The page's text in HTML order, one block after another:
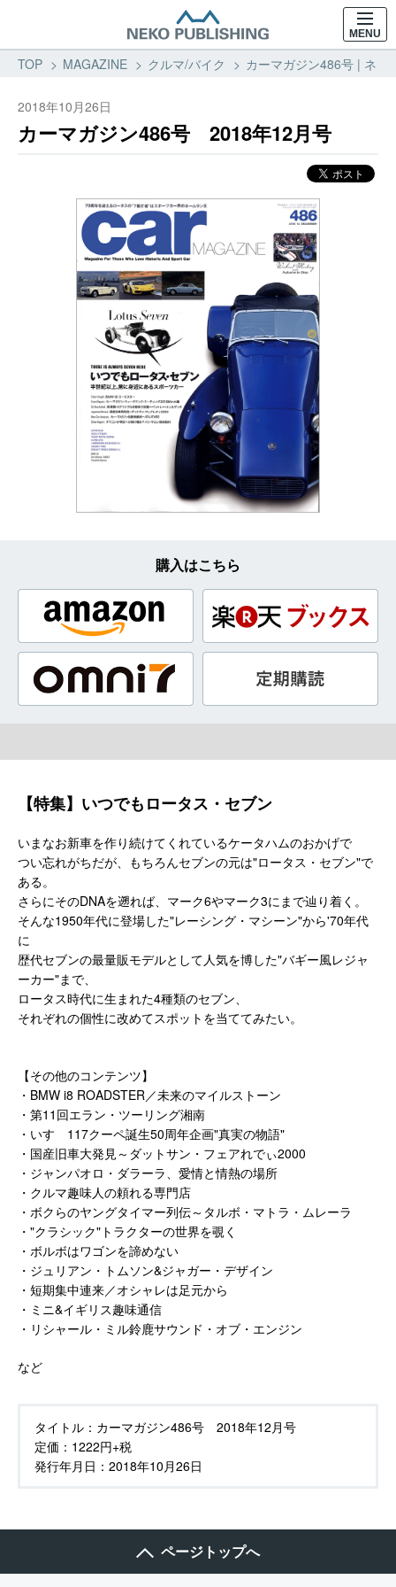
MENU
TOP MAGAZINE クルマ/バイク カーマガジン486号 | ネ
2018年10月26日
カーマガジン486号 2018年12月号
購入はこちら
【特集】いつでもロータス・セブン
いまなお新車を作り続けてくれているケータハムのおかげで
つい忘れがちだが、もちろんセブンの元は"ロータス・セブン"で
ある。
さらにそのDNAを遡れば、マーク6やマーク3にまで辿り着く。
そんな1950年代に登場した"レーシング・マシーン"から'70年代
に
歴代セブンの最量販モデルとして人気を博した"バギー風レジャ
ーカー"まで、
ロータス時代に生まれた4種類のセブン、
それぞれの個性に改めてスポットを当ててみたい。
【その他のコンテンツ】
・BMW i8 ROADSTER／未来のマイルストーン
・第11回エラン・ツーリング湘南
・いすゞ117クーペ誕生50周年企画"真実の物語"
・国産旧車大発見～ダットサン・フェアれでぃ2000
・ジャンパオロ・ダラーラ、愛情と情熱の場所
・クルマ趣味人の頼れる専門店
・ボクらのヤングタイマー列伝～タルボ・マトラ・ムレーラ
・"クラシック"トラクターの世界を覗く
・ボルボはワゴンを諦めない
・ジュリアン・トムソン&ジャガー・デザイン
・短期集中連来／オシャレは足元から
・ミニ&イギリス趣味通信
・リシャール・ミル鈴鹿サウンド・オブ・エンジン
など
タイトル： カーマガジン486号 2018年12月号
定価： 1222円+税
発行年月日： 2018年10月26日
ページトップへ